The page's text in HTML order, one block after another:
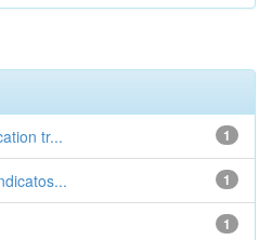
1
tr...
1
1